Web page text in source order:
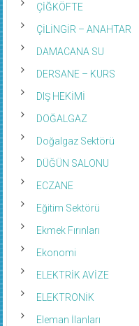
ÇİĞKÖFTE
ÇİLİNGİR – ANAHTAR
DAMACANA SU
DERSANE – KURS
DIŞ HEKİMİ
DOĞALGAZ
Doğalgaz Sektörü
DÜĞÜN SALONU
ECZANE
Eğitim Sektörü
Ekmek Fırınları
Ekonomi
ELEKTRİK AVİZE
ELEKTRONİK
Eleman İlanları